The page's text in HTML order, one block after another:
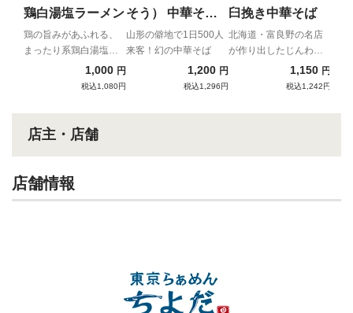
鶏白湯塩ラーメン
鶏の旨みがあふれる、
まったり系鶏白湯塩ラ
1,000 円
税込1,080円
そう） 中華そば
（あっさり）
山形の僻地で1日500人
来客！幻の中華そば
1,200 円
税込1,296円
臼挽き中華そば
北海道・富良野の名店
が作り出したじんわり
と温かい究極の中華そ
1,150 円
税込1,242円
店主・店舗
店舗情報